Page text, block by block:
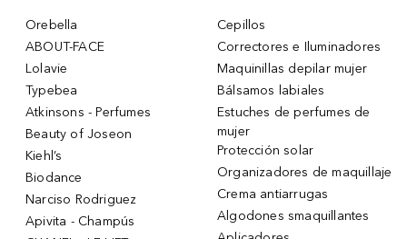
Orebella
ABOUT-FACE
Lolavie
Typebea
Atkinsons - Perfumes
Beauty of Joseon
Kiehl’s
Biodance
Narciso Rodriguez
Apivita - Champús
Cepillos
Correctores e Iluminadores
Maquinillas depilar mujer
Bálsamos labiales
Estuches de perfumes de
mujer
Protección solar
Organizadores de maquillaje
Crema antiarrugas
Algodones smaquillantes